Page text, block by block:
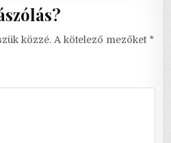
közzé. A kötelező mezőket *